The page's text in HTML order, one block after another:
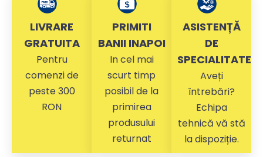
LIVRARE
GRATUITA
Pentru
comenzi de
peste 300
RON
PRIMITI
BANII INAPOI
In cel mai
scurt timp
posibil de la
primirea
produsului
returnat
ASISTENȚĂ
DE
SPECIALITATE
Aveți
întrebări?
Echipa
tehnică vă stă
la dispoziție.